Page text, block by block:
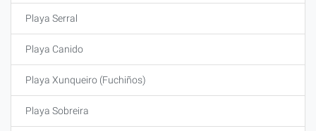
Playa Serral
Playa Canido
Playa Xunqueiro (Fuchiños)
Playa Sobreira